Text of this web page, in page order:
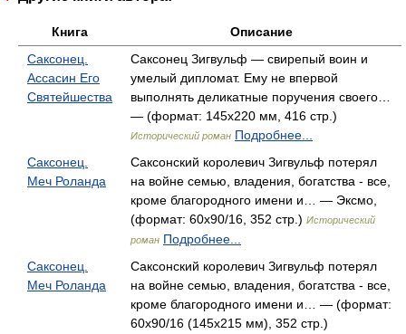
Книга
Описание
Саксонец.
Ассасин Его
Святейшества
Саксонец Зигвульф — свирепый воин и
умелый дипломат. Ему не впервой
выполнять деликатные поручения своего…
— (формат: 145х220 мм, 416 стр.)
Исторический роман Подробнее...
Саксонец.
Меч Роланда
Саксонский королевич Зигвульф потерял
на войне семью, владения, богатства - все,
кроме благородного имени и… — Эксмо,
(формат: 60x90/16, 352 стр.) Исторический
роман Подробнее...
Саксонец.
Меч Роланда
Саксонский королевич Зигвульф потерял
на войне семью, владения, богатства - все,
кроме благородного имени и… — (формат:
60х90/16 (145х215 мм), 352 стр.)